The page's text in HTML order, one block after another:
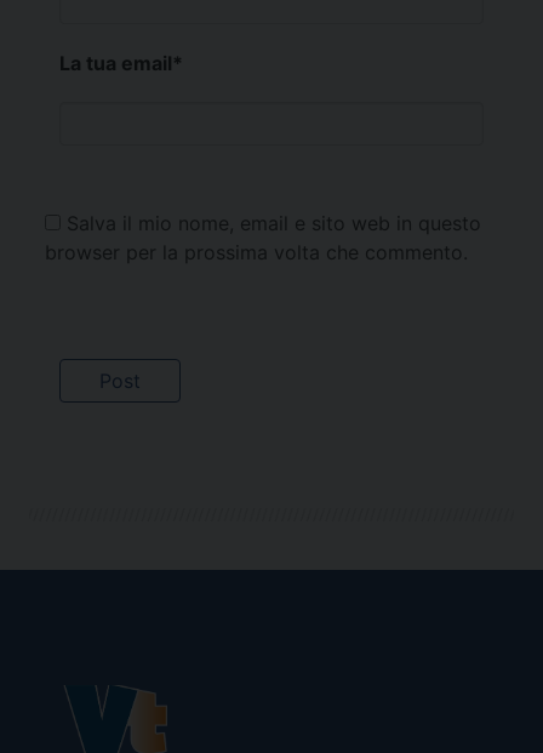
La tua email*
Salva il mio nome, email e sito web in questo
browser per la prossima volta che commento.